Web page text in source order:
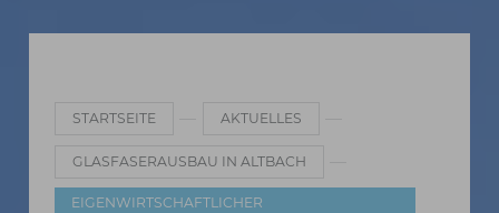
STARTSEITE AKTUELLES
GLASFASERAUSBAU IN ALTBACH
EIGENWIRTSCHAFTLICHER